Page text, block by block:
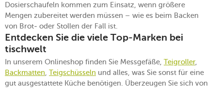
Dosierschaufeln kommen zum Einsatz, wenn größere
Mengen zubereitet werden müssen – wie es beim Backen
von Brot- oder Stollen der Fall ist.
Entdecken Sie die viele Top-Marken bei
tischwelt
In unserem Onlineshop finden Sie Messgefäße, Teigroller,
Backmatten, Teigschüsseln und alles, was Sie sonst für eine
gut ausgestattete Küche benötigen. Überzeugen Sie sich von